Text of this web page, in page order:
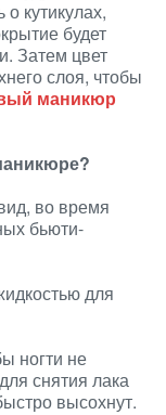
кутикулах,
будет
Затем цвет
слоя, чтобы
маникюр
во время
бьюти-
для
ногти не
снятия лака
высохнут.